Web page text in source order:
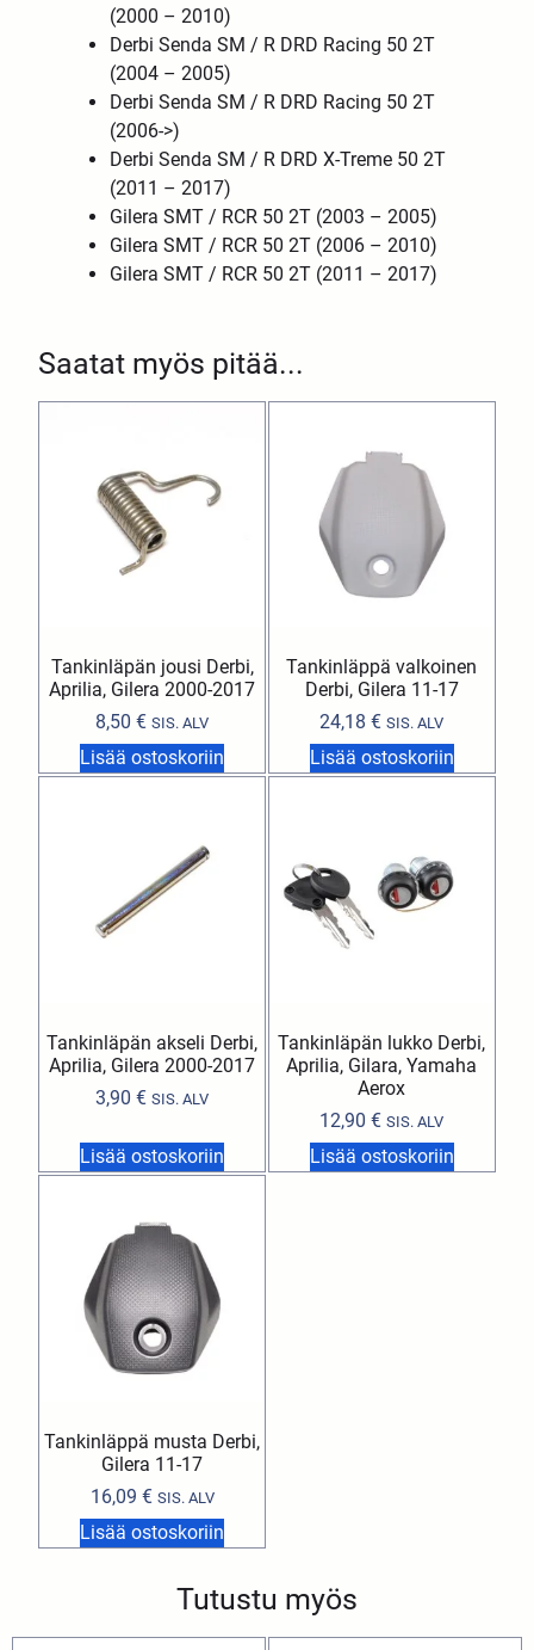
Saatat myös pitää...
Tankinläpän jousi Derbi,
Aprilia, Gilera 2000-2017
8,50€ SIS. ALV
Lisää ostoskoriin
Tankinläppä valkoinen
Derbi, Gilera 11-17
24,18€ SIS. ALV
Lisää ostoskoriin
Tankinläpän akseli Derbi,
Aprilia, Gilera 2000-2017
3,90€ SIS. ALV
Lisää ostoskoriin
Tankinläpän lukko Derbi,
Aprilia, Gilara, Yamaha
Aerox
12,90€ SIS. ALV
Lisää ostoskoriin
Tankinläppä musta Derbi,
Gilera 11-17
16,09 € SIS. ALV
Lisää ostoskoriin
(2000 – 2010)
Derbi Senda SM / R DRD Racing 50 2T
(2004 – 2005)
Derbi Senda SM / R DRD Racing 50 2T
(2006->)
Derbi Senda SM / R DRD X-Treme 50 2T
(2011 – 2017)
Gilera SMT / RCR 50 2T (2003 – 2005)
Gilera SMT / RCR 50 2T (2006 – 2010)
Gilera SMT / RCR 50 2T (2011 – 2017)
Tutustu myös